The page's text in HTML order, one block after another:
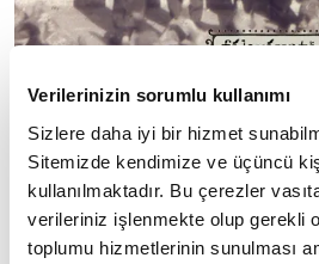
Verilerinizin sorumlu kullanımı
Sizlere daha iyi bir hizmet
Sitemizde kendimize ve üçüncü
kullanılmaktadır. Bu çerezler
verileriniz işlenmekte olup gerekli
toplumu hizmetlerinin sunulması
Sait Faik kısa ve öz anlatımıyla
açıklamalara kalkışmaz,
güvendiğini hikayelerinde